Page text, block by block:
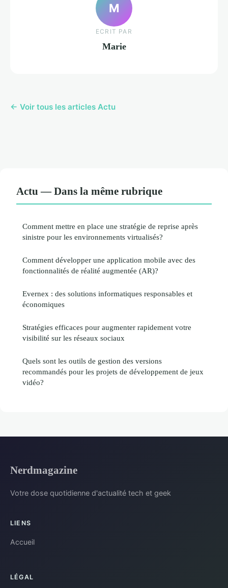
M
ECRIT PAR
Marie
← Voir tous les articles Actu
Actu — Dans la même rubrique
Comment mettre en place une stratégie de reprise après
sinistre pour les environnements virtualisés?
Comment développer une application mobile avec des
fonctionnalités de réalité augmentée (AR)?
Evernex : des solutions informatiques responsables et
économiques
Stratégies efficaces pour augmenter rapidement votre
visibilité sur les réseaux sociaux
Quels sont les outils de gestion des versions
recommandés pour les projets de développement de jeux
vidéo?
Nerdmagazine
Votre dose quotidienne d'actualité tech et geek
LIENS
Accueil
LÉGAL